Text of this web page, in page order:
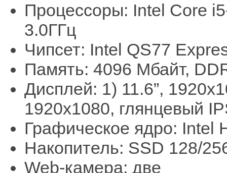
Процессоры: Intel Core
3.0ГГц
Чипсет: Intel QS77
Память: 4096 Мбайт,
Дисплей: 1) 11.6”,
1920x1080, глянцевый
Графическое ядро: Intel
Накопитель: SSD 128/
Web-камера: две